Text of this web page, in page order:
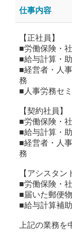
仕事内容
【正社員】
■労働保険・
■給与計算・
■経営者・人
務
■人事労務セ
【契約社員】
■労働保険・
■給与計算・
■経営者・人
務
【アシスタン
■労働保険・
■届いた郵便
■給与計算補助
上記の業務